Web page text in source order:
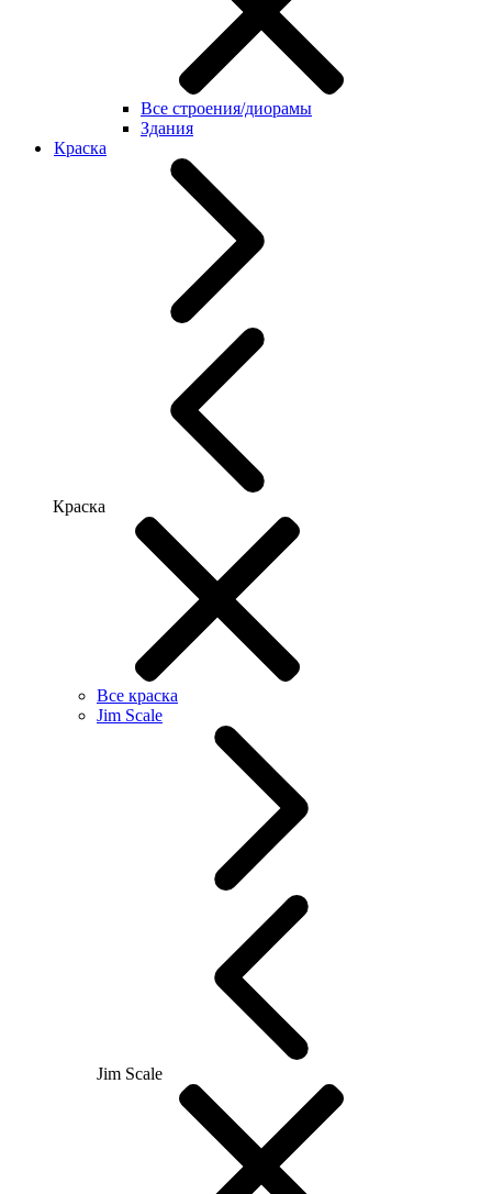
Все строения/диорамы
Здания
Краска
Краска
Все краска
Jim Scale
Jim Scale